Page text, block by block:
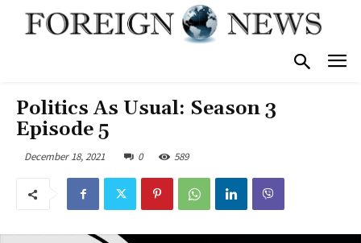
Politics As Usual: Season 3
Episode 5
December 18, 2021 0 589